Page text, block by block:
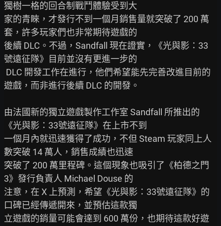
獨樹一格的回合制戰鬥體驗受到大
家的青睞，才發行不到一個月銷售量就突破了 200 萬
套，許多玩家們也非常期待遊戲的
後續 DLC。不過，Sandfall 現在證實，《光與影：33
號遠征隊》目前並沒有更進一步的
遊戲，而非進行後續 DLC 的開發。
由法國新的獨立遊戲製作工作室 Sandfall 所推出的
《光與影：33號遠征隊》在上市不到
一個月內就迅速獲得了成功，不但 Steam 玩家同上人
數突破 14 萬人，銷售成績也迅速
突破了 200 萬里程碑。這個現象也吸引了《柏德之門
3》發行負責人 Michael Douse 的
注意，在 X 上預測，希望《光與影：33號遠征隊》的
口碑已經傳遞開來，並預估這款獨
立遊戲的銷量可能會達到 600 萬份，也期待這款好遊